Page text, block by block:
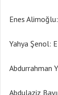
Enes Alimoğlu:
Yahya Şenol:
Abdurrahman
Abdulaziz